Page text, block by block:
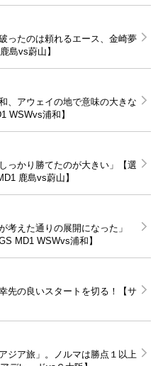
ったのは頼れるエース、金崎夢
島vs蔚山】
、アウェイの地で意味の大きな
WSWvs浦和】
っかり勝てたのが大きい」【選
鹿島vs蔚山】
考えた通りの展開になった」
MD1 WSWvs浦和】
先の良いスタートを切る！【サ
ジア旅」。ノルマは勝点１以上